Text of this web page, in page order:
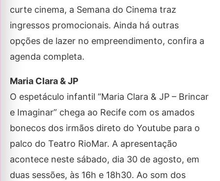
curte cinema, a Semana do Cinema traz
ingressos promocionais. Ainda há outras
opções de lazer no empreendimento, confira a
agenda completa.
Maria Clara & JP
O espetáculo infantil “Maria Clara & JP – Brincar
e Imaginar” chega ao Recife com os amados
bonecos dos irmãos direto do Youtube para o
palco do Teatro RioMar. A apresentação
acontece neste sábado, dia 30 de agosto, em
duas sessões, às 16h e 18h30. Ao som dos